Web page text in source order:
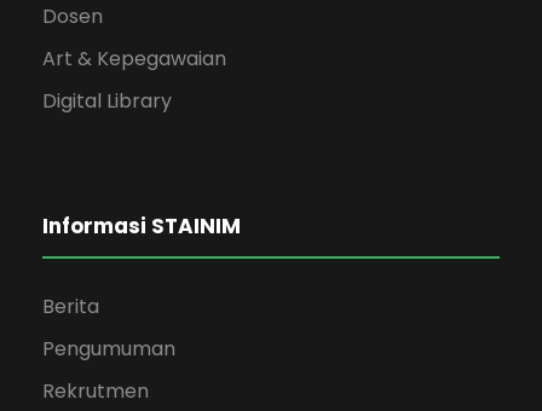
Dosen
Art & Kepegawaian
Digital Library
Informasi STAINIM
Berita
Pengumuman
Rekrutmen